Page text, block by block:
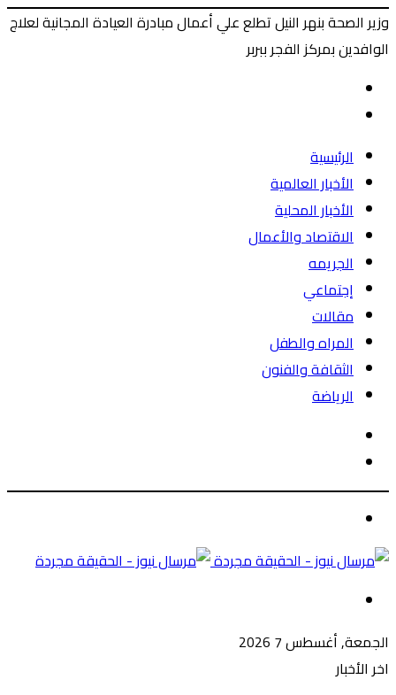
وزير الصحة بنهر النيل تطلع علي أعمال مبادرة العيادة المجانية لعلاج
الوافدين بمركز الفجر ببربر
الرئيسية
الأخبار العالمية
الأخبار المحلية
الاقتصاد والأعمال
الجريمه
إجتماعي
مقالات
المراه والطفل
الثقافة والفنون
الرياضة
عن
الجمعة, أغسطس 7 2026
اخر الأخبار